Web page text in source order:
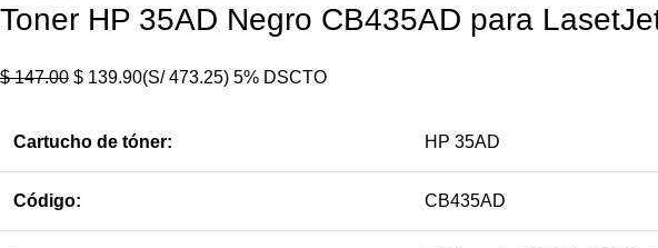
Toner HP 35AD Negro CB435AD para
$147.00 $ 139.90(S/ 473.25) 5% DSCTO
Cartucho de tóner: HP 35AD
Código: CB435AD